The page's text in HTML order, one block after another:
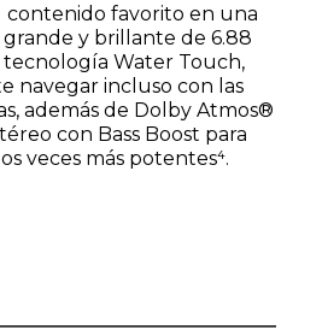
contenido favorito en una
y brillante de 6.88
Water Touch,
navegar incluso con las
además de Dolby Atmos®
con Bass Boost para
veces más potentes⁴.